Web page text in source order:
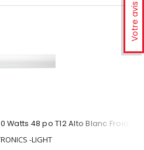
Votre avis
48 po T12 Alto Blanc Froid
-LIGHT